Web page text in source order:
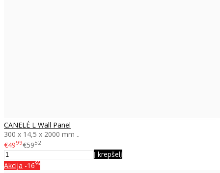
CANELÉ L Wall Panel
300 x 14,5 x 2000 mm ..
€4999€5952
Į krepšelį
Akcija -16%